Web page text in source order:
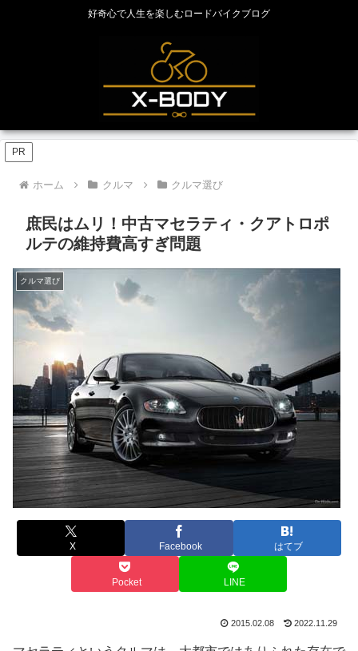
好奇心で人生を楽しむロードバイクブログ
PR
ホーム クルマ クルマ選び
庶民はムリ！中古マセラティ・クアトロポ
ルテの維持費高すぎ問題
クルマ選び
X Facebook はてブ
Pocket LINE
2015.02.08 2022.11.29